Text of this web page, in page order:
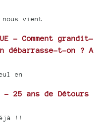
nous vient
- Comment grandit-
débarrasse-t-on ? A
en
- 25 ans de Détours
!!